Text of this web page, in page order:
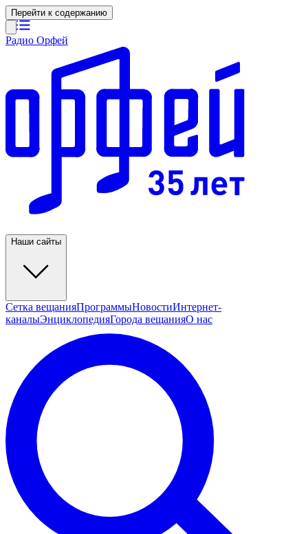
Перейти к содержанию
Радио Орфей
Наши сайты
Сетка вещанияПрограммыНовостиИнтернет-
каналыЭнциклопедияГорода вещанияО нас